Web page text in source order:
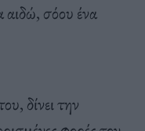
αιδώ, σόου ένα
δίνει την